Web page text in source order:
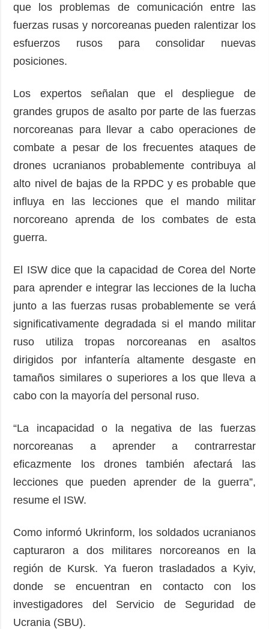
que los problemas de comunicación entre las
fuerzas rusas y norcoreanas pueden ralentizar los
esfuerzos rusos para consolidar nuevas
posiciones.
Los expertos señalan que el despliegue de
grandes grupos de asalto por parte de las fuerzas
norcoreanas para llevar a cabo operaciones de
combate a pesar de los frecuentes ataques de
drones ucranianos probablemente contribuya al
alto nivel de bajas de la RPDC y es probable que
influya en las lecciones que el mando militar
norcoreano aprenda de los combates de esta
guerra.
El ISW dice que la capacidad de Corea del Norte
para aprender e integrar las lecciones de la lucha
junto a las fuerzas rusas probablemente se verá
significativamente degradada si el mando militar
ruso utiliza tropas norcoreanas en asaltos
dirigidos por infantería altamente desgaste en
tamaños similares o superiores a los que lleva a
cabo con la mayoría del personal ruso.
“La incapacidad o la negativa de las fuerzas
norcoreanas a aprender a contrarrestar
eficazmente los drones también afectará las
lecciones que pueden aprender de la guerra”,
resume el ISW.
Como informó Ukrinform, los soldados ucranianos
capturaron a dos militares norcoreanos en la
región de Kursk. Ya fueron trasladados a Kyiv,
donde se encuentran en contacto con los
investigadores del Servicio de Seguridad de
Ucrania (SBU).